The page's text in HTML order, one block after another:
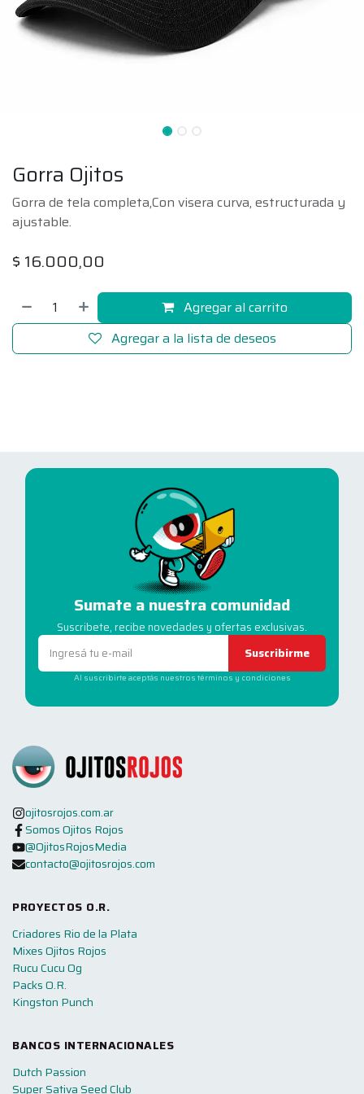
Gorra Ojitos
Gorra de tela completa,Con visera curva, estructurada y
ajustable.
$ 16.000,00
Agregar al carrito
Agregar a la lista de deseos
Sumate a nuestra comunidad
Suscribete, recibe novedades y ofertas exclusivas.
Suscribirme
Al suscribirte aceptás nuestros términos y condiciones
ojitosrojos.com.ar
Somos Ojitos Rojos
@OjitosRojosMedia
contacto@ojitosrojos.com
PROYECTOS O.R.
Criadores Rio de la Plata
Mixes Ojitos Rojos
Rucu Cucu Og
Packs O.R.
Kingston Punch
BANCOS INTERNACIONALES
Dutch Passion
Super Sativa Seed Club